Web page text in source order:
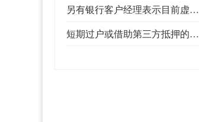
另有银行客户经理表示目前虚构经营背景和贷
短期过户或借助第三方抵押的借款人挪用嫌疑最大